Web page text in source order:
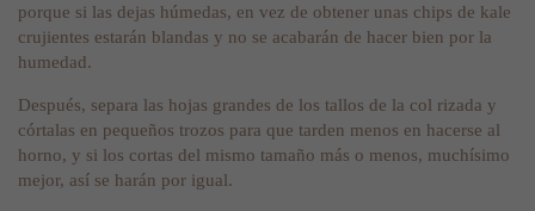
porque si las dejas húmedas, en vez de obtener unas chips de kale
crujientes estarán blandas y no se acabarán de hacer bien por la
humedad.
Después, separa las hojas grandes de los tallos de la col rizada y
córtalas en pequeños trozos para que tarden menos en hacerse al
horno, y si los cortas del mismo tamaño más o menos, muchísimo
mejor, así se harán por igual.